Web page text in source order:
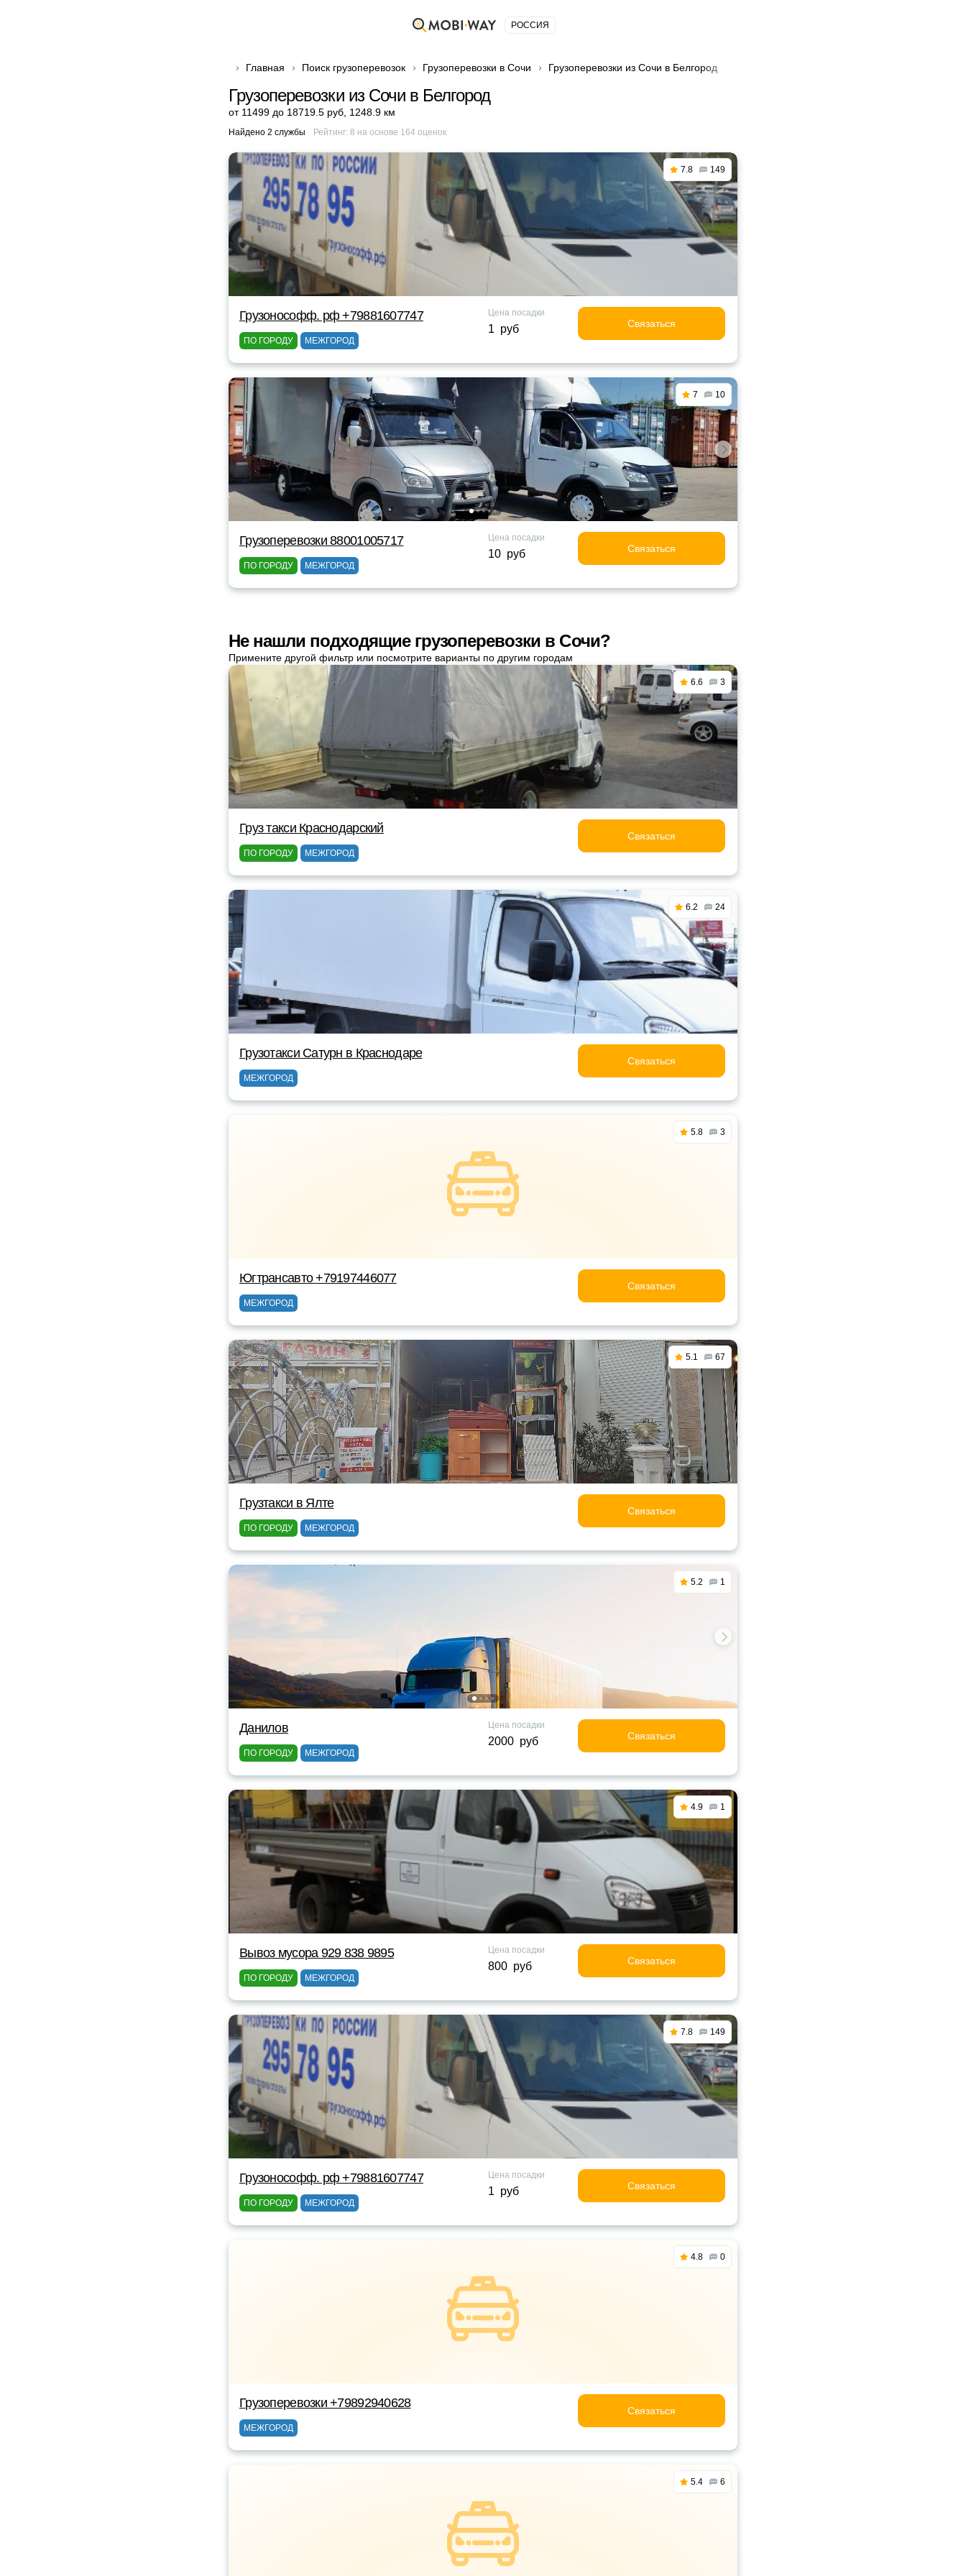
РОССИЯ
Главная Поиск грузоперевозок Грузоперевозки в Сочи Грузоперевозки из Сочи в Белгород
Грузоперевозки из Сочи в Белгород
от 11499 до 18719.5 руб 1248.9 км
Найдено 2 службы Рейтинг: 8 на основе 164оценок
7.8 149
Грузонософф. рф +79881607747
ПО ГОРОДУ МЕЖГОРОД
Цена посадки
1 руб Связаться
7 10
Грузоперевозки 88001005717
ПО ГОРОДУ МЕЖГОРОД
Цена посадки
10 руб Связаться
Не нашли подходящие грузоперевозки в Сочи?
Примените другой фильтр или посмотрите варианты по другим городам
6.6 3
Груз такси Краснодарский
ПО ГОРОДУ МЕЖГОРОД
Связаться
6.2 24
Грузотакси Сатурн в Краснодаре
МЕЖГОРОД
Связаться
5.8 3
Югтрансавто +79197446077
МЕЖГОРОД
Связаться
5.1 67
Грузтакси в Ялте
ПО ГОРОДУ МЕЖГОРОД
Связаться
5.2 1
Данилов
ПО ГОРОДУ МЕЖГОРОД
Цена посадки
2000 руб Связаться
4.9 1
Вывоз мусора 929 838 9895
ПО ГОРОДУ МЕЖГОРОД
Цена посадки
800 руб Связаться
7.8 149
Грузонософф. рф +79881607747
ПО ГОРОДУ МЕЖГОРОД
Цена посадки
1 руб Связаться
4.8 0
Грузоперевозки +79892940628
МЕЖГОРОД
Связаться
5.4 6